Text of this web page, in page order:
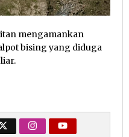
mengamankan
bising yang diduga